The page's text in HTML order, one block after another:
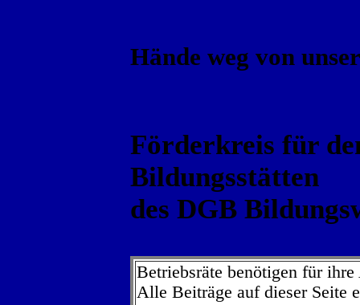
Hände weg von
Förderkreis für
Bildungsstätten
des DGB
Betriebsräte benötigen für
Alle Beiträge auf dieser Seite